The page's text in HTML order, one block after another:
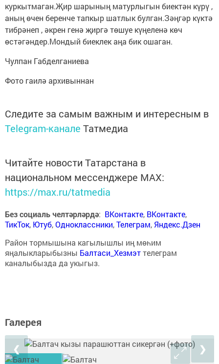
куркытмаган.Җир шарының матурлыгын биектән күрү ,
аның өчен беренче тапкыр шатлык булган.Зәңгәр күктә
тибрәнеп , әкрен генә җиргә төшуе күңеленә көч
өстәгәндер.Мондый биеклек аңа бик ошаган.
Чулпан Габделганиева
Фото гаилә архивыннан
Следите за самым важным и интересным в
Telegram-канале Татмедиа
Читайте новости Татарстана в
национальном мессенджере MАХ:
https://max.ru/tatmedia
Без социаль челтәрләрдә: ВКонтакте, ВКонтакте,
ТикТок, Ютуб,Одноклассники,Телеграм, Яндекс.Дзен
Район тормышына кагылышлы иң мөһим
яңалыкларыбызны Балтаси_Хезмэттелеграм
каналыбызда да укыгыз.
Галерея
❮ ❯